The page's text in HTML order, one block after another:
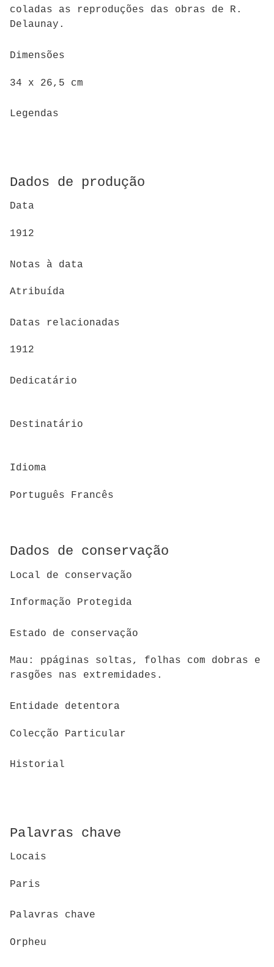
coladas as reproduções das obras de R.
Delaunay.
Dimensões
34 x 26,5 cm
Legendas
Dados de produção
Data
1912
Notas à data
Atribuída
Datas relacionadas
1912
Dedicatário
Destinatário
Idioma
Português Francês
Dados de conservação
Local de conservação
Informação Protegida
Estado de conservação
Mau: ppáginas soltas, folhas com dobras e
rasgões nas extremidades.
Entidade detentora
Colecção Particular
Historial
Palavras chave
Locais
Paris
Palavras chave
Orpheu